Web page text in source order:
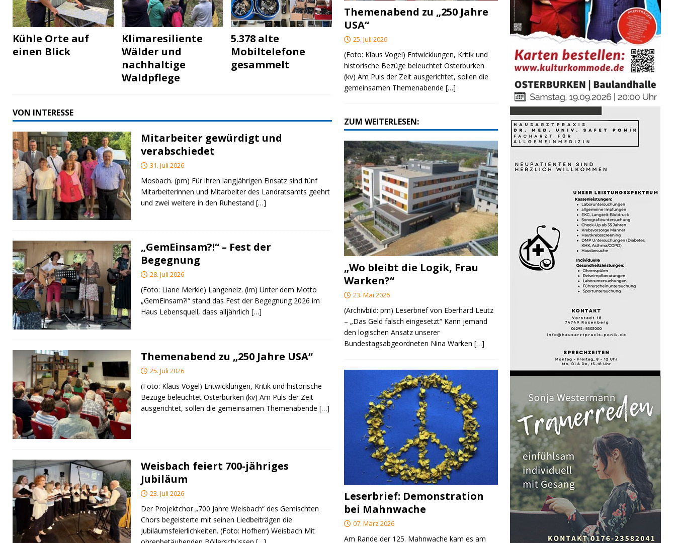
Kühle Orte auf
einen Blick
Klimaresiliente
Wälder und
nachhaltige
Waldpflege
5.378 alte
Mobiltelefone
gesammelt
VON INTERESSE
Mitarbeiter gewürdigt und
verabschiedet
31. Juli 2026
Mosbach. (pm) Für ihren langjährigen Einsatz sind fünf
Mitarbeiterinnen und Mitarbeiter des Landratsamts geehrt
und zwei weitere in den Ruhestand […]
„GemEinsam?!“ – Fest der
Begegnung
28. Juli 2026
(Foto: Liane Merkle) Langenelz. (lm) Unter dem Motto
„GemEinsam?!“ stand das Fest der Begegnung 2026 im
Haus Lebensquell, dass alljährlich […]
Themenabend zu „250 Jahre USA“
25. Juli 2026
(Foto: Klaus Vogel) Entwicklungen, Kritik und historische
Bezüge beleuchtet Osterburken (kv) Am Puls der Zeit
ausgerichtet, sollen die gemeinsamen Themenabende […]
Weisbach feiert 700-jähriges
Jubiläum
23. Juli 2026
Der Projektchor „700 Jahre Weisbach“ des Gemischten
Chors begeisterte mit seinen Liedbeiträgen die
Jubiläumsfeierlichkeiten. (Foto: Hofherr) Weisbach Mit
Themenabend zu „250 Jahre
USA“
25. Juli 2026
(Foto: Klaus Vogel) Entwicklungen, Kritik und
historische Bezüge beleuchtet Osterburken
(kv) Am Puls der Zeit ausgerichtet, sollen die
gemeinsamen Themenabende[…]
ZUM WEITERLESEN:
„Wo bleibt die Logik, Frau
Warken?“
23. Mai 2026
(Archivbild: pm) Leserbrief von Eberhard Leutz
– „Das Geld falsch eingesetzt“ Kann jemand
den logischen Ansatz unserer
Bundestagsabgeordneten Nina Warken[…]
Leserbrief: Demonstration
bei Mahnwache
07. März 2026
Am Rande der 125. Mahnwache kam es am